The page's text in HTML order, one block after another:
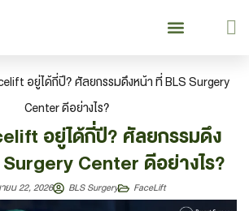
อยู่ได้กี่ปี? ศัลยกรรมดึงหน้า ที่ BLS Surgery
Center ดีอย่างไร?
อยู่ได้กี่ปี? ศัลยกรรมดึง
Center ดีอย่างไร?
ยน 22, 2026 BLS Surgery FaceLift